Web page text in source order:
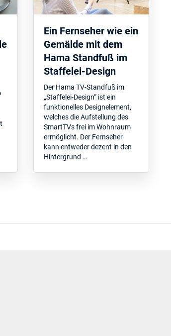
Ein Fernseher wie ein
Gemälde mit dem
Hama Standfuß im
Staffelei-Design
Der Hama TV-Standfuß im
„Staffelei-Design“ ist ein
funktionelles Designelement,
welches die Aufstellung des
SmartTVs frei im Wohnraum
ermöglicht. Der Fernseher
kann entweder dezent in den
Hintergrund …